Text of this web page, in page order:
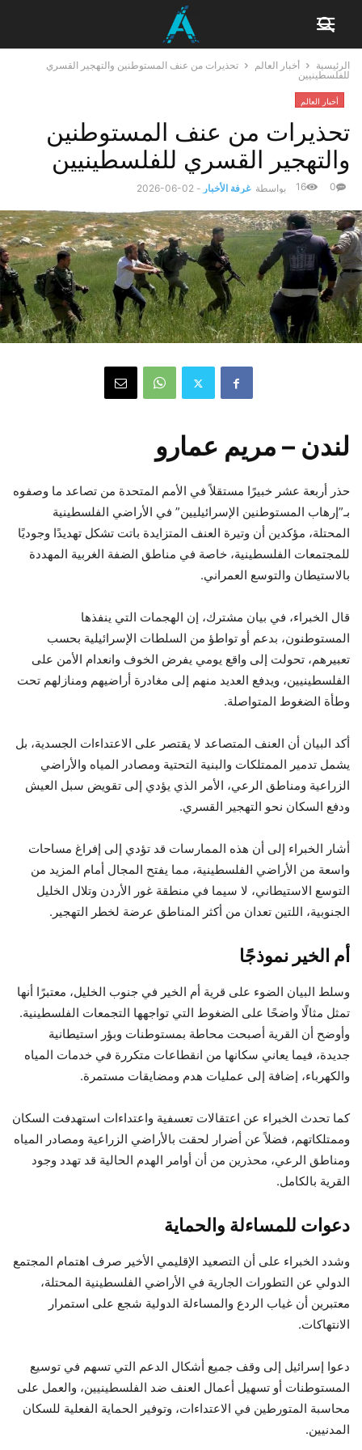
الرئيسية أخبار العالم
تحذيرات من عنف المستوطنين والتهجير القسري
للفلسطينيين
أخبار العالم
تحذيرات من عنف المستوطنين
والتهجير القسري للفلسطينيين
بواسطة غرفة الأخبار -
2026-06-02 0
16
لندن – مريم عمارو
حذر أربعة عشر خبيرًا مستقلاً في الأمم المتحدة من تصاعد ما وصفوه
بـ”إرهاب المستوطنين الإسرائيليين” في الأراضي الفلسطينية
المحتلة، مؤكدين أن وتيرة العنف المتزايدة باتت تشكل تهديدًا وجوديًا
للمجتمعات الفلسطينية، خاصة في مناطق الضفة الغربية المهددة
بالاستيطان والتوسع العمراني.
قال الخبراء، في بيان مشترك، إن الهجمات التي ينفذها
المستوطنون، بدعم أو تواطؤ من السلطات الإسرائيلية بحسب
تعبيرهم، تحولت إلى واقع يومي يفرض الخوف وانعدام الأمن على
الفلسطينيين، ويدفع العديد منهم إلى مغادرة أراضيهم ومنازلهم تحت
وطأة الضغوط المتواصلة.
أكد البيان أن العنف المتصاعد لا يقتصر على الاعتداءات الجسدية، بل
يشمل تدمير الممتلكات والبنية التحتية ومصادر المياه والأراضي
الزراعية ومناطق الرعي، الأمر الذي يؤدي إلى تقويض سبل العيش
ودفع السكان نحو التهجير القسري.
أشار الخبراء إلى أن هذه الممارسات قد تؤدي إلى إفراغ مساحات
واسعة من الأراضي الفلسطينية، مما يفتح المجال أمام المزيد من
التوسع الاستيطاني، لا سيما في منطقة غور الأردن وتلال الخليل
الجنوبية، اللتين تعدان من أكثر المناطق عرضة لخطر التهجير.
أم الخير نموذجًا
وسلط البيان الضوء على قرية أم الخير في جنوب الخليل، معتبرًا أنها
تمثل مثالًا واضحًا على الضغوط التي تواجهها التجمعات الفلسطينية.
وأوضح أن القرية أصبحت محاطة بمستوطنات وبؤر استيطانية
جديدة، فيما يعاني سكانها من انقطاعات متكررة في خدمات المياه
والكهرباء، إضافة إلى عمليات هدم ومضايقات مستمرة.
كما تحدث الخبراء عن اعتقالات تعسفية واعتداءات استهدفت السكان
وممتلكاتهم، فضلاً عن أضرار لحقت بالأراضي الزراعية ومصادر المياه
ومناطق الرعي، محذرين من أن أوامر الهدم الحالية قد تهدد وجود
القرية بالكامل.
دعوات للمساءلة والحماية
وشدد الخبراء على أن التصعيد الإقليمي الأخير صرف اهتمام المجتمع
الدولي عن التطورات الجارية في الأراضي الفلسطينية المحتلة،
معتبرين أن غياب الردع والمساءلة الدولية شجع على استمرار
الانتهاكات.
دعوا إسرائيل إلى وقف جميع أشكال الدعم التي تسهم في توسيع
المستوطنات أو تسهيل أعمال العنف ضد الفلسطينيين، والعمل على
محاسبة المتورطين في الاعتداءات، وتوفير الحماية الفعلية للسكان
المدنيين.